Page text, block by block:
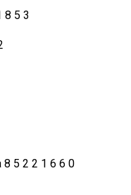
8 5 3
8 5 2 2 1 6 6 0